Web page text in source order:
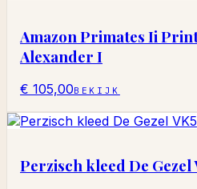
Amazon Primates Ii
Alexander I
€ 105,00BEKIJK
Perzisch kleed De Gezel